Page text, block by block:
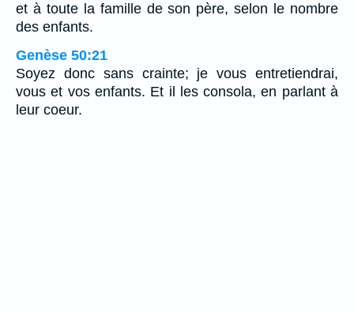
et à toute la famille de son père, selon le nombre
des enfants.
Genèse 50:21
Soyez donc sans crainte; je vous entretiendrai,
vous et vos enfants. Et il les consola, en parlant à
leur coeur.